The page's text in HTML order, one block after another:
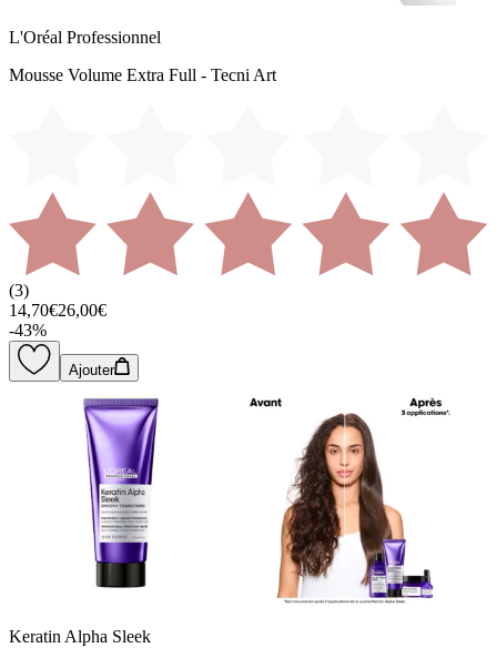
L'Oréal Professionnel
Mousse Volume Extra Full - Tecni Art
(3)
14,70€26,00€
-43%
Ajouter
Keratin Alpha Sleek